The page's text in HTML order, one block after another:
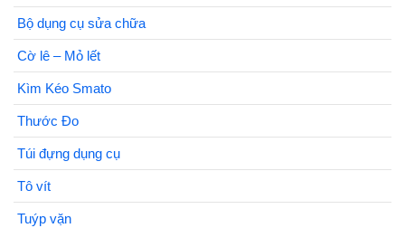
Bộ dụng cụ sửa chữa
Cờ lê – Mỏ lết
Kìm Kéo Smato
Thước Đo
Túi đựng dụng cụ
Tô vít
Tuýp vặn